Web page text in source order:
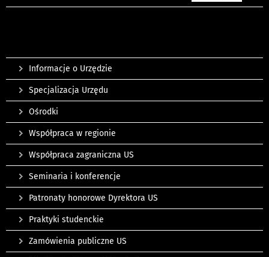
Informacje o Urzędzie
Specjalizacja Urzędu
Ośrodki
Współpraca w regionie
Współpraca zagraniczna US
Seminaria i konferencje
Patronaty honorowe Dyrektora US
Praktyki studenckie
Zamówienia publiczne US